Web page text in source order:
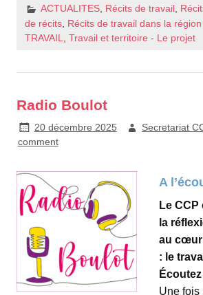
ACTUALITES, Récits de travail,
de récits, Récits de travail dans la
TRAVAIL
Travail et territoire - Le projet
Radio Boulot
20 décembre 2025 Secretariat
comment
A
Le
la
au cœur
: le
Une fois